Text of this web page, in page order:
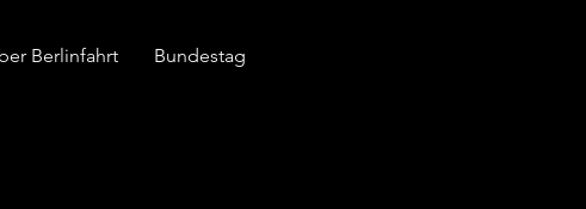
Berlinfahrt Bundestag